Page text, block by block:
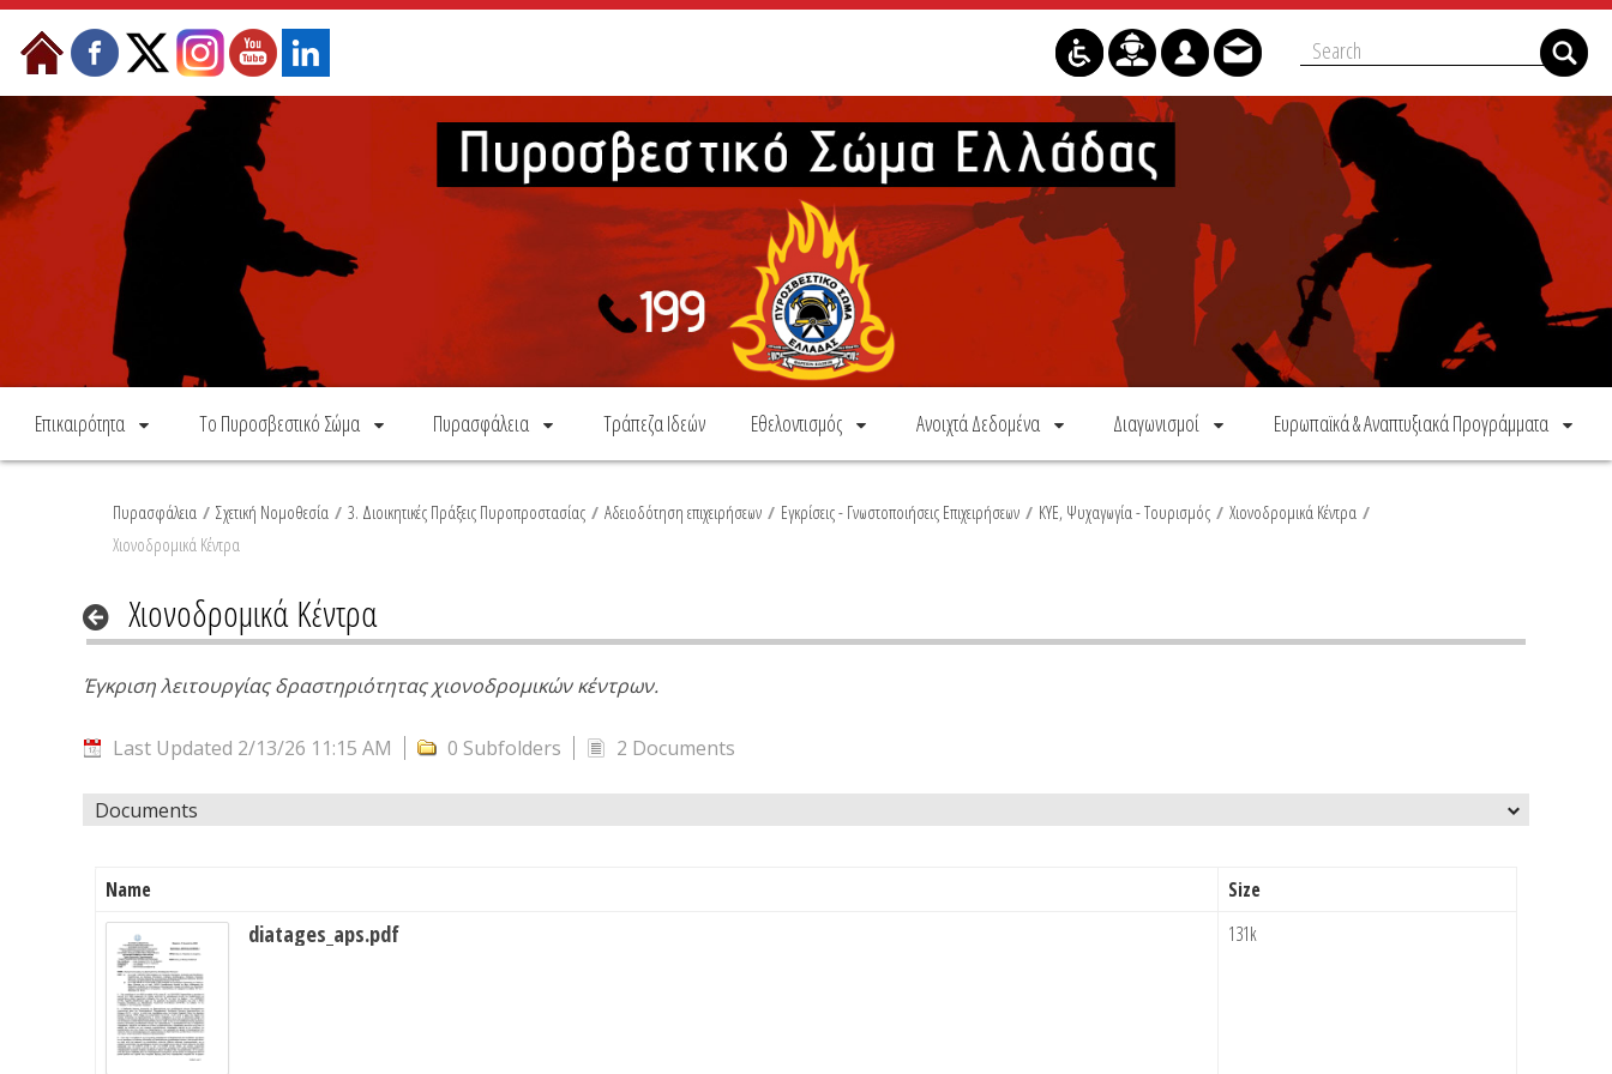
Skip to Content
Επικαιρότητα Το Πυροσβεστικό Σώμα Πυρασφάλεια Τράπεζα Ιδεών Εθελοντισμός Ανοιχτά Δεδομένα Διαγωνισμοί Ευρωπαϊκά & Αναπτυξιακά Προγράμματα
Πυρασφάλεια / Σχετική Νομοθεσία / 3. Διοικητικές Πράξεις Πυροπροστασίας / Αδειοδότηση επιχειρήσεων / Εγκρίσεις - Γνωστοποιήσεις Επιχειρήσεων / ΚΥΕ, Ψυχαγωγία - Τουρισμός / Χιονοδρομικά Κέντρα /
Χιονοδρομικά Κέντρα
Χιονοδρομικά Κέντρα
Έγκριση λειτουργίας δραστηριότητας χιονοδρομικών κέντρων.
Last Updated 2/13/26 11:15 AM 0 Subfolders 2 Documents
Documents
Name Size
diatages_aps.pdf 131k